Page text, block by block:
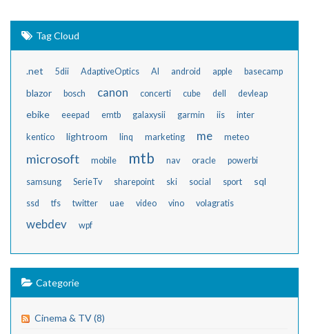
Tag Cloud
.net 5dii AdaptiveOptics AI android apple basecamp
blazor bosch canon concerti cube dell devleap
ebike eeepad emtb galaxysii garmin iis inter
kentico lightroom linq marketing me meteo
microsoft mobile mtb nav oracle powerbi
samsung SerieTv sharepoint ski social sport sql
ssd tfs twitter uae video vino volagratis
webdev wpf
Categorie
Cinema & TV (8)